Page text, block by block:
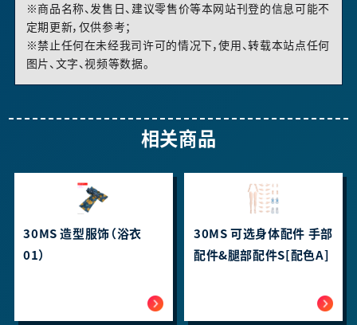
※商品名称、发售日、建议零售价等本网站刊登的信息可能不
定期更新，仅供参考；
※禁止任何在未经我司许可的情况下，使用、转载本站点任何
图片、文字、视频等数据。
相关商品
30MS 造型服饰（浴衣
01）
30MS 可选身体配件 手部
配件&腿部配件S[配色A]